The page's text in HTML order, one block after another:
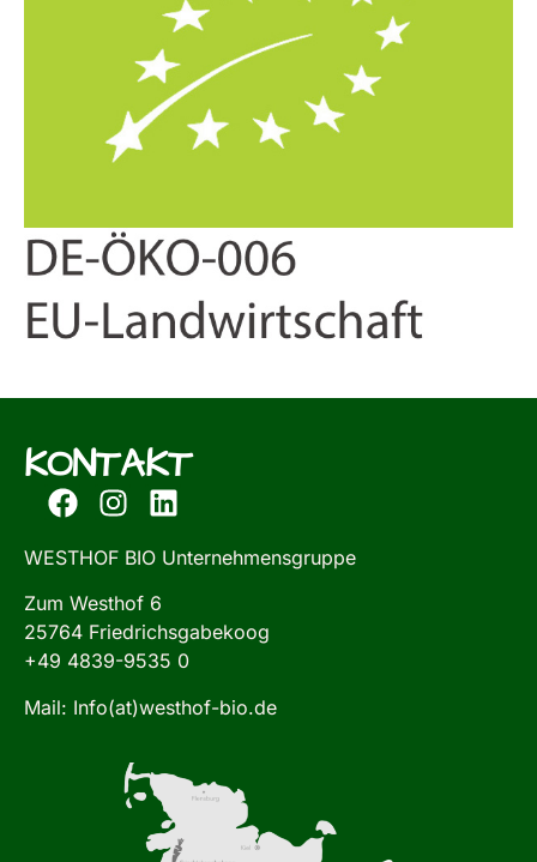
KONTAKT
WESTHOF BIO Unternehmensgruppe
Zum Westhof 6
25764 Friedrichsgabekoog
+49 4839-9535 0
Mail: Info(at)westhof-bio.de